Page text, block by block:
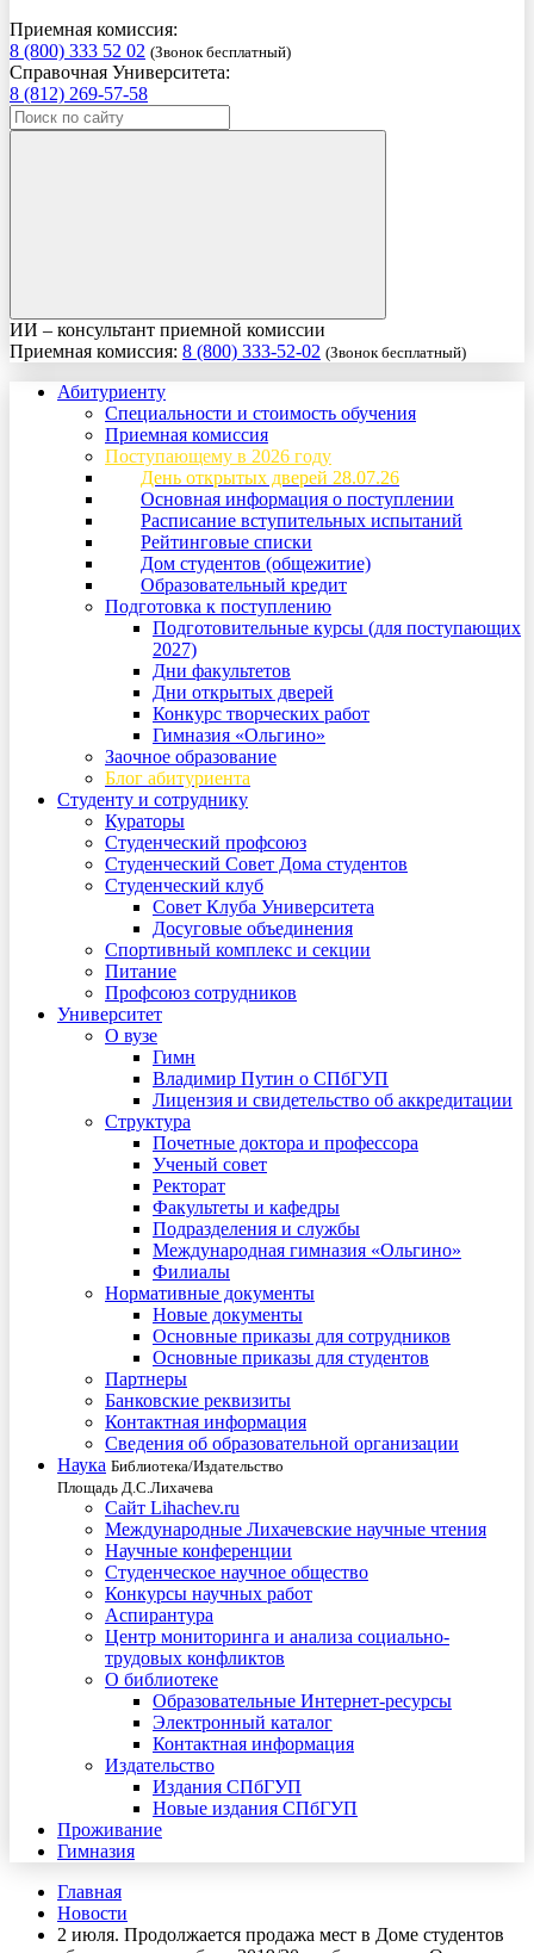
Приемная комиссия:
8 (800) 333 52 02 (Звонок бесплатный)
Справочная Университета:
8 (812) 269-57-58
ИИ – консультант приемной комиссии
Приемная комиссия: 8 (800) 333-52-02 (Звонок бесплатный)
Абитуриенту
Специальности и стоимость обучения
Приемная комиссия
Поступающему в 2026 году
День открытых дверей 28.07.26
Основная информация о поступлении
Расписание вступительных испытаний
Рейтинговые списки
Дом студентов (общежитие)
Образовательный кредит
Подготовка к поступлению
Подготовительные курсы (для поступающих
2027)
Дни факультетов
Дни открытых дверей
Конкурс творческих работ
Гимназия «Ольгино»
Заочное образование
Блог абитуриента
Студенту и сотруднику
Кураторы
Студенческий профсоюз
Студенческий Совет Дома студентов
Студенческий клуб
Совет Клуба Университета
Досуговые объединения
Спортивный комплекс и секции
Питание
Профсоюз сотрудников
Университет
О вузе
Гимн
Владимир Путин о СПбГУП
Лицензия и свидетельство об аккредитации
Структура
Почетные доктора и профессора
Ученый совет
Ректорат
Факультеты и кафедры
Подразделения и службы
Международная гимназия «Ольгино»
Филиалы
Нормативные документы
Новые документы
Основные приказы для сотрудников
Основные приказы для студентов
Партнеры
Банковские реквизиты
Контактная информация
Сведения об образовательной организации
Наука Библиотека/Издательство
Площадь Д.С.Лихачева
Сайт Lihachev.ru
Международные Лихачевские научные чтения
Научные конференции
Студенческое научное общество
Конкурсы научных работ
Аспирантура
Центр мониторинга и анализа социально-
трудовых конфликтов
О библиотеке
Образовательные Интернет-ресурсы
Электронный каталог
Контактная информация
Издательство
Издания СПбГУП
Новые издания СПбГУП
Проживание
Гимназия
Главная
Новости
2 июля. Продолжается продажа мест в Доме студентов